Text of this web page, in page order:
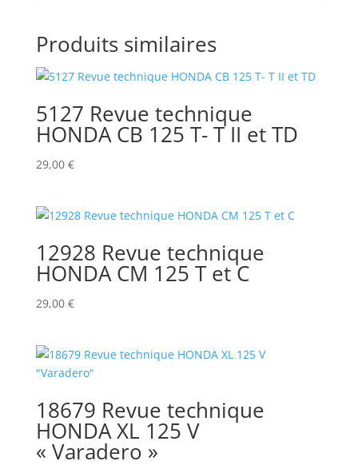
Produits similaires
5127 Revue technique
HONDA CB 125 T- T II et TD
29,00 €
12928 Revue technique
HONDA CM 125 T et C
29,00 €
18679 Revue technique
HONDA XL 125 V
« Varadero »